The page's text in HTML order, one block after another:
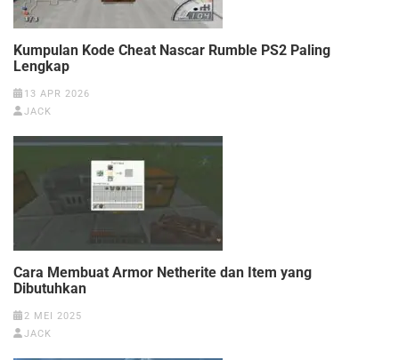
Kumpulan Kode Cheat Nascar Rumble PS2 Paling
Lengkap
13 APR 2026
JACK
Cara Membuat Armor Netherite dan Item yang
Dibutuhkan
2 MEI 2025
JACK